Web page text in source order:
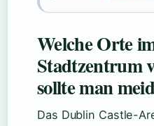
Welche Orte
Stadtzentrum
sollte man
Das Dublin Castle-